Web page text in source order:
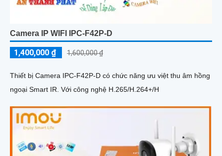
Camera IP WIFI IPC-F42P-D
1,400,000 ₫ 1,600,000 ₫
Thiết bị Camera IPC-F42P-D có chức năng ưu việt thu âm hồng
ngoại Smart IR. Với công nghệ H.265/H.264+/H